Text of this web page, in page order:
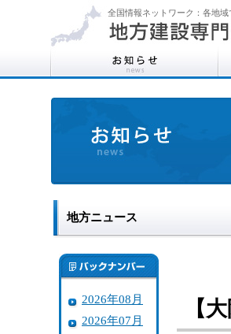
全国情報ネットワーク：各地
地方ニュース
2026年08月
2026年07月
【